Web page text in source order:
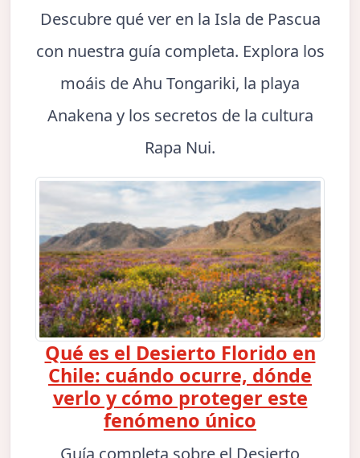
Descubre qué ver en la Isla de Pascua
con nuestra guía completa. Explora los
moáis de Ahu Tongariki, la playa
Anakena y los secretos de la cultura
Rapa Nui.
Qué es el Desierto Florido en
Chile: cuándo ocurre, dónde
verlo y cómo proteger este
fenómeno único